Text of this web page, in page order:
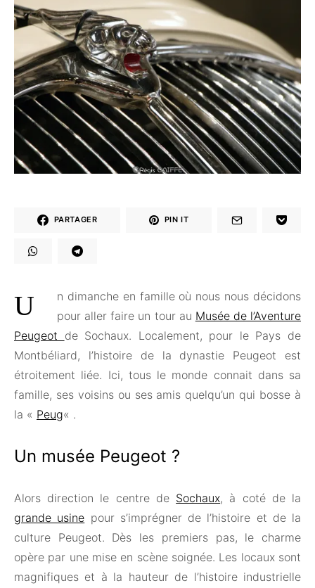
PARTAGER PIN IT
Un dimanche en famille où nous nous décidons pour aller faire un tour au Musée de l’Aventure
Peugeot de Sochaux. Localement, pour le Pays de
Montbéliard, l’histoire de la dynastie Peugeot est
étroitement liée. Ici, tous le monde connait dans sa
famille, ses voisins ou ses amis quelqu’un qui bosse à
la « Peug« .
Un musée Peugeot ?
Alors direction le centre de Sochaux, à coté de la
grande usine pour s’imprégner de l’histoire et de la
culture Peugeot. Dès les premiers pas, le charme
opère par une mise en scène soignée. Les locaux sont
magnifiques et à la hauteur de l’histoire industrielle